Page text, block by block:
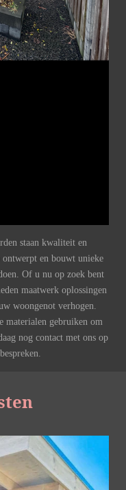
staan kwaliteit en
en bouwt unieke
Of u nu op zoek bent
maatwerk oplossingen
woongenot verhogen.
materialen gebruiken om
nog contact met ons op